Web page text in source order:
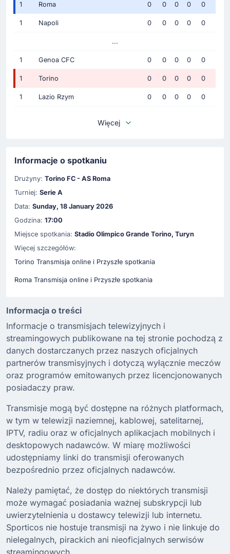
1 Roma 0 0 0 0 0
1 Napoli 0 0 0 0 0
...
1 Genoa CFC 0 0 0 0 0
1 Torino 0 0 0 0 0
1 Lazio Rzym 0 0 0 0 0
Więcej
Informacje o spotkaniu
Drużyny: Torino FC - AS Roma
Turniej: Serie A
Data: Sunday, 18 January 2026
Godzina: 17:00
Miejsce spotkania: Stadio Olimpico Grande Torino, Turyn
Więcej szczegółów:
Torino Transmisja online i Przyszłe spotkania
Roma Transmisja online i Przyszłe spotkania
Informacja o treści
Informacje o transmisjach telewizyjnych i
streamingowych publikowane na tej stronie pochodzą z
danych dostarczanych przez naszych oficjalnych
partnerów transmisyjnych i dotyczą wyłącznie meczów
oraz programów emitowanych przez licencjonowanych
posiadaczy praw.
Transmisje mogą być dostępne na różnych platformach,
w tym w telewizji naziemnej, kablowej, satelitarnej,
IPTV, radiu oraz w oficjalnych aplikacjach mobilnych i
desktopowych nadawców. W miarę możliwości
udostępniamy linki do transmisji oferowanych
bezpośrednio przez oficjalnych nadawców.
Należy pamiętać, że dostęp do niektórych transmisji
może wymagać posiadania ważnej subskrypcji lub
uwierzytelnienia u dostawcy telewizji lub internetu.
Sporticos nie hostuje transmisji na żywo i nie linkuje do
nielegalnych, pirackich ani nieoficjalnych serwisów